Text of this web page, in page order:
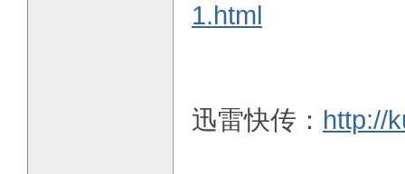
1.html
迅雷快传： http://